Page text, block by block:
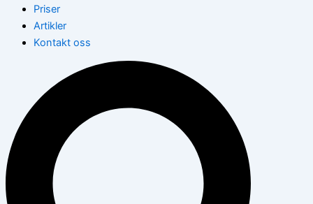
Priser
Artikler
Kontakt oss